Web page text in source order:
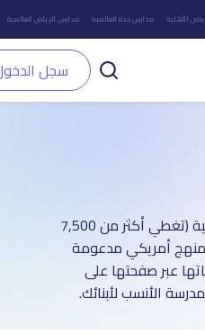
الأهلية مدارس جدة العالمية مدارس الرياض العالمية
سجل
دليل مدارس مدينة المدينة المنورة العالمية بنين و بنات: أكثر من 1 صفحة تعريفية (تغطي أكثر من 7,500
منهج أمريكي مدعومة
عبر صفحتها على
الأنسب لأبنائك.